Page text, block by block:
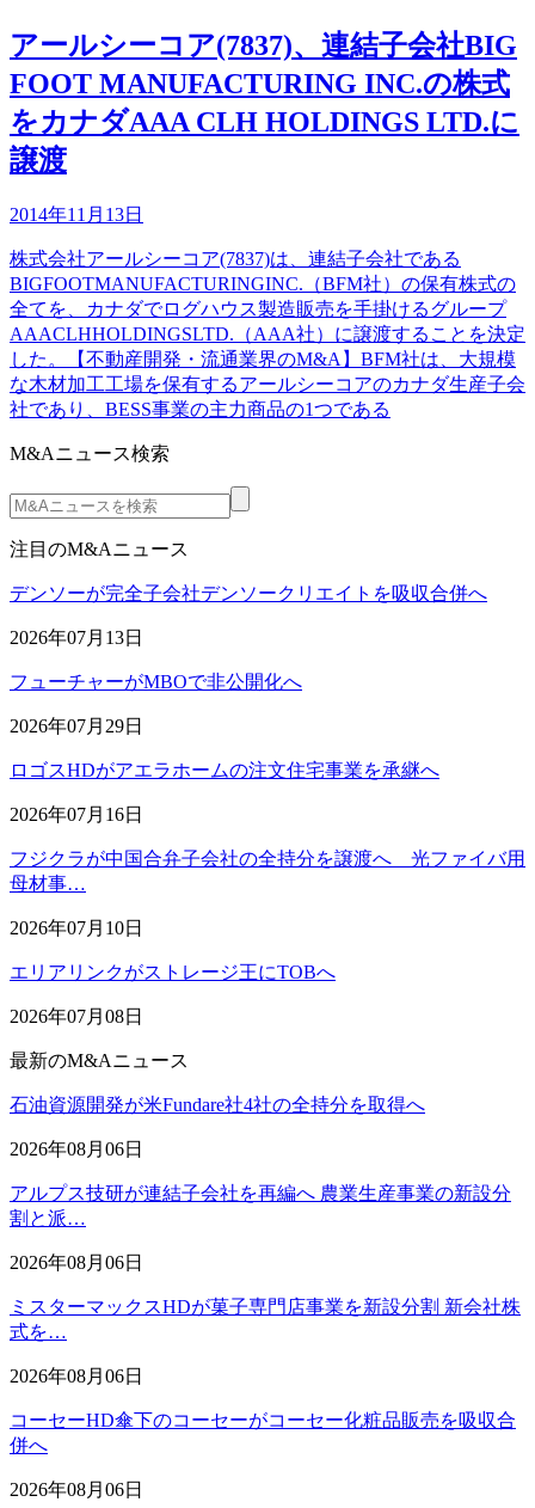
アールシーコア(7837)、連結子会社BIG
FOOT MANUFACTURING INC.の株式
をカナダAAA CLH HOLDINGS LTD.に
譲渡
2014年11月13日
株式会社アールシーコア(7837)は、連結子会社である
BIGFOOTMANUFACTURINGINC.（BFM社）の保有株式の
全てを、カナダでログハウス製造販売を手掛けるグループ
AAACLHHOLDINGSLTD.（AAA社）に譲渡することを決定
した。【不動産開発・流通業界のM&A】BFM社は、大規模
な木材加工工場を保有するアールシーコアのカナダ生産子会
社であり、BESS事業の主力商品の1つである
M&Aニュース検索
注目のM&Aニュース
デンソーが完全子会社デンソークリエイトを吸収合併へ
2026年07月13日
フューチャーがMBOで非公開化へ
2026年07月29日
ロゴスHDがアエラホームの注文住宅事業を承継へ
2026年07月16日
フジクラが中国合弁子会社の全持分を譲渡へ 光ファイバ用
母材事…
2026年07月10日
エリアリンクがストレージ王にTOBへ
2026年07月08日
最新のM&Aニュース
石油資源開発が米Fundare社4社の全持分を取得へ
2026年08月06日
アルプス技研が連結子会社を再編へ 農業生産事業の新設分
割と派…
2026年08月06日
ミスターマックスHDが菓子専門店事業を新設分割 新会社株
式を…
2026年08月06日
コーセーHD傘下のコーセーがコーセー化粧品販売を吸収合
併へ
2026年08月06日